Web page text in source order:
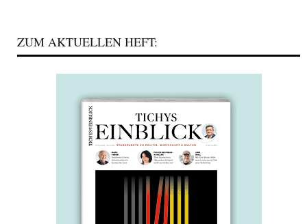
ZUM AKTUELLEN HEFT: